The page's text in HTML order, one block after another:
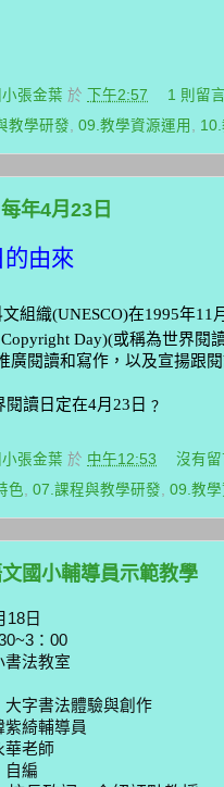
張金葉 於 下午2:57
1 則留
教學研發, 09.教學資源運用 ,
年4月23日
的由來
組織(UNESCO)在1995年11
Day)(或稱為世界閱
廣閱讀和寫作，以及宣揚跟
閱讀日定在4月 23 日 ﹖
張金葉 於 中午12:53
沒有留
色 07.課程與教學研發 09.教學
國小輔導員示範教學
18日
：00
書法教室
大字書法體驗與創作
綺輔導員
華老師
自編